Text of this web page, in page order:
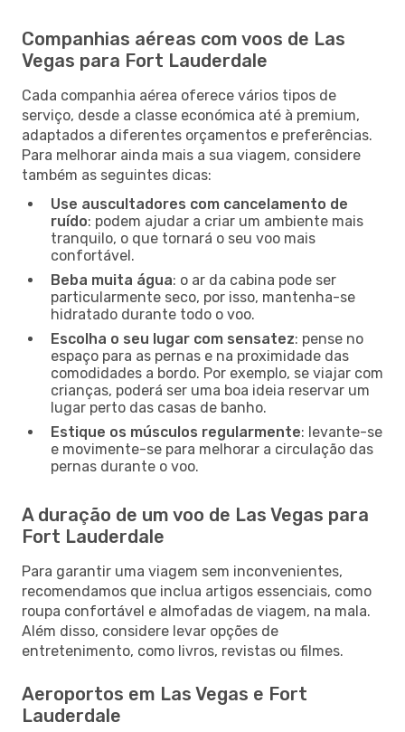
Companhias aéreas com voos de Las
Vegas para Fort Lauderdale
Cada companhia aérea oferece vários tipos de
serviço, desde a classe económica até à premium,
adaptados a diferentes orçamentos e preferências.
Para melhorar ainda mais a sua viagem, considere
também as seguintes dicas:
Use auscultadores com cancelamento de
ruído: podem ajudar a criar um ambiente mais
tranquilo, o que tornará o seu voo mais
confortável.
Beba muita água: o ar da cabina pode ser
particularmente seco, por isso, mantenha-se
hidratado durante todo o voo.
Escolha o seu lugar com sensatez: pense no
espaço para as pernas e na proximidade das
comodidades a bordo. Por exemplo, se viajar com
crianças, poderá ser uma boa ideia reservar um
lugar perto das casas de banho.
Estique os músculos regularmente: levante-se
e movimente-se para melhorar a circulação das
pernas durante o voo.
A duração de um voo de Las Vegas para
Fort Lauderdale
Para garantir uma viagem sem inconvenientes,
recomendamos que inclua artigos essenciais, como
roupa confortável e almofadas de viagem, na mala.
Além disso, considere levar opções de
entretenimento, como livros, revistas ou filmes.
Aeroportos em Las Vegas e Fort
Lauderdale